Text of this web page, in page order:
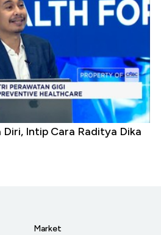
Intip Cara Raditya Dika
Market